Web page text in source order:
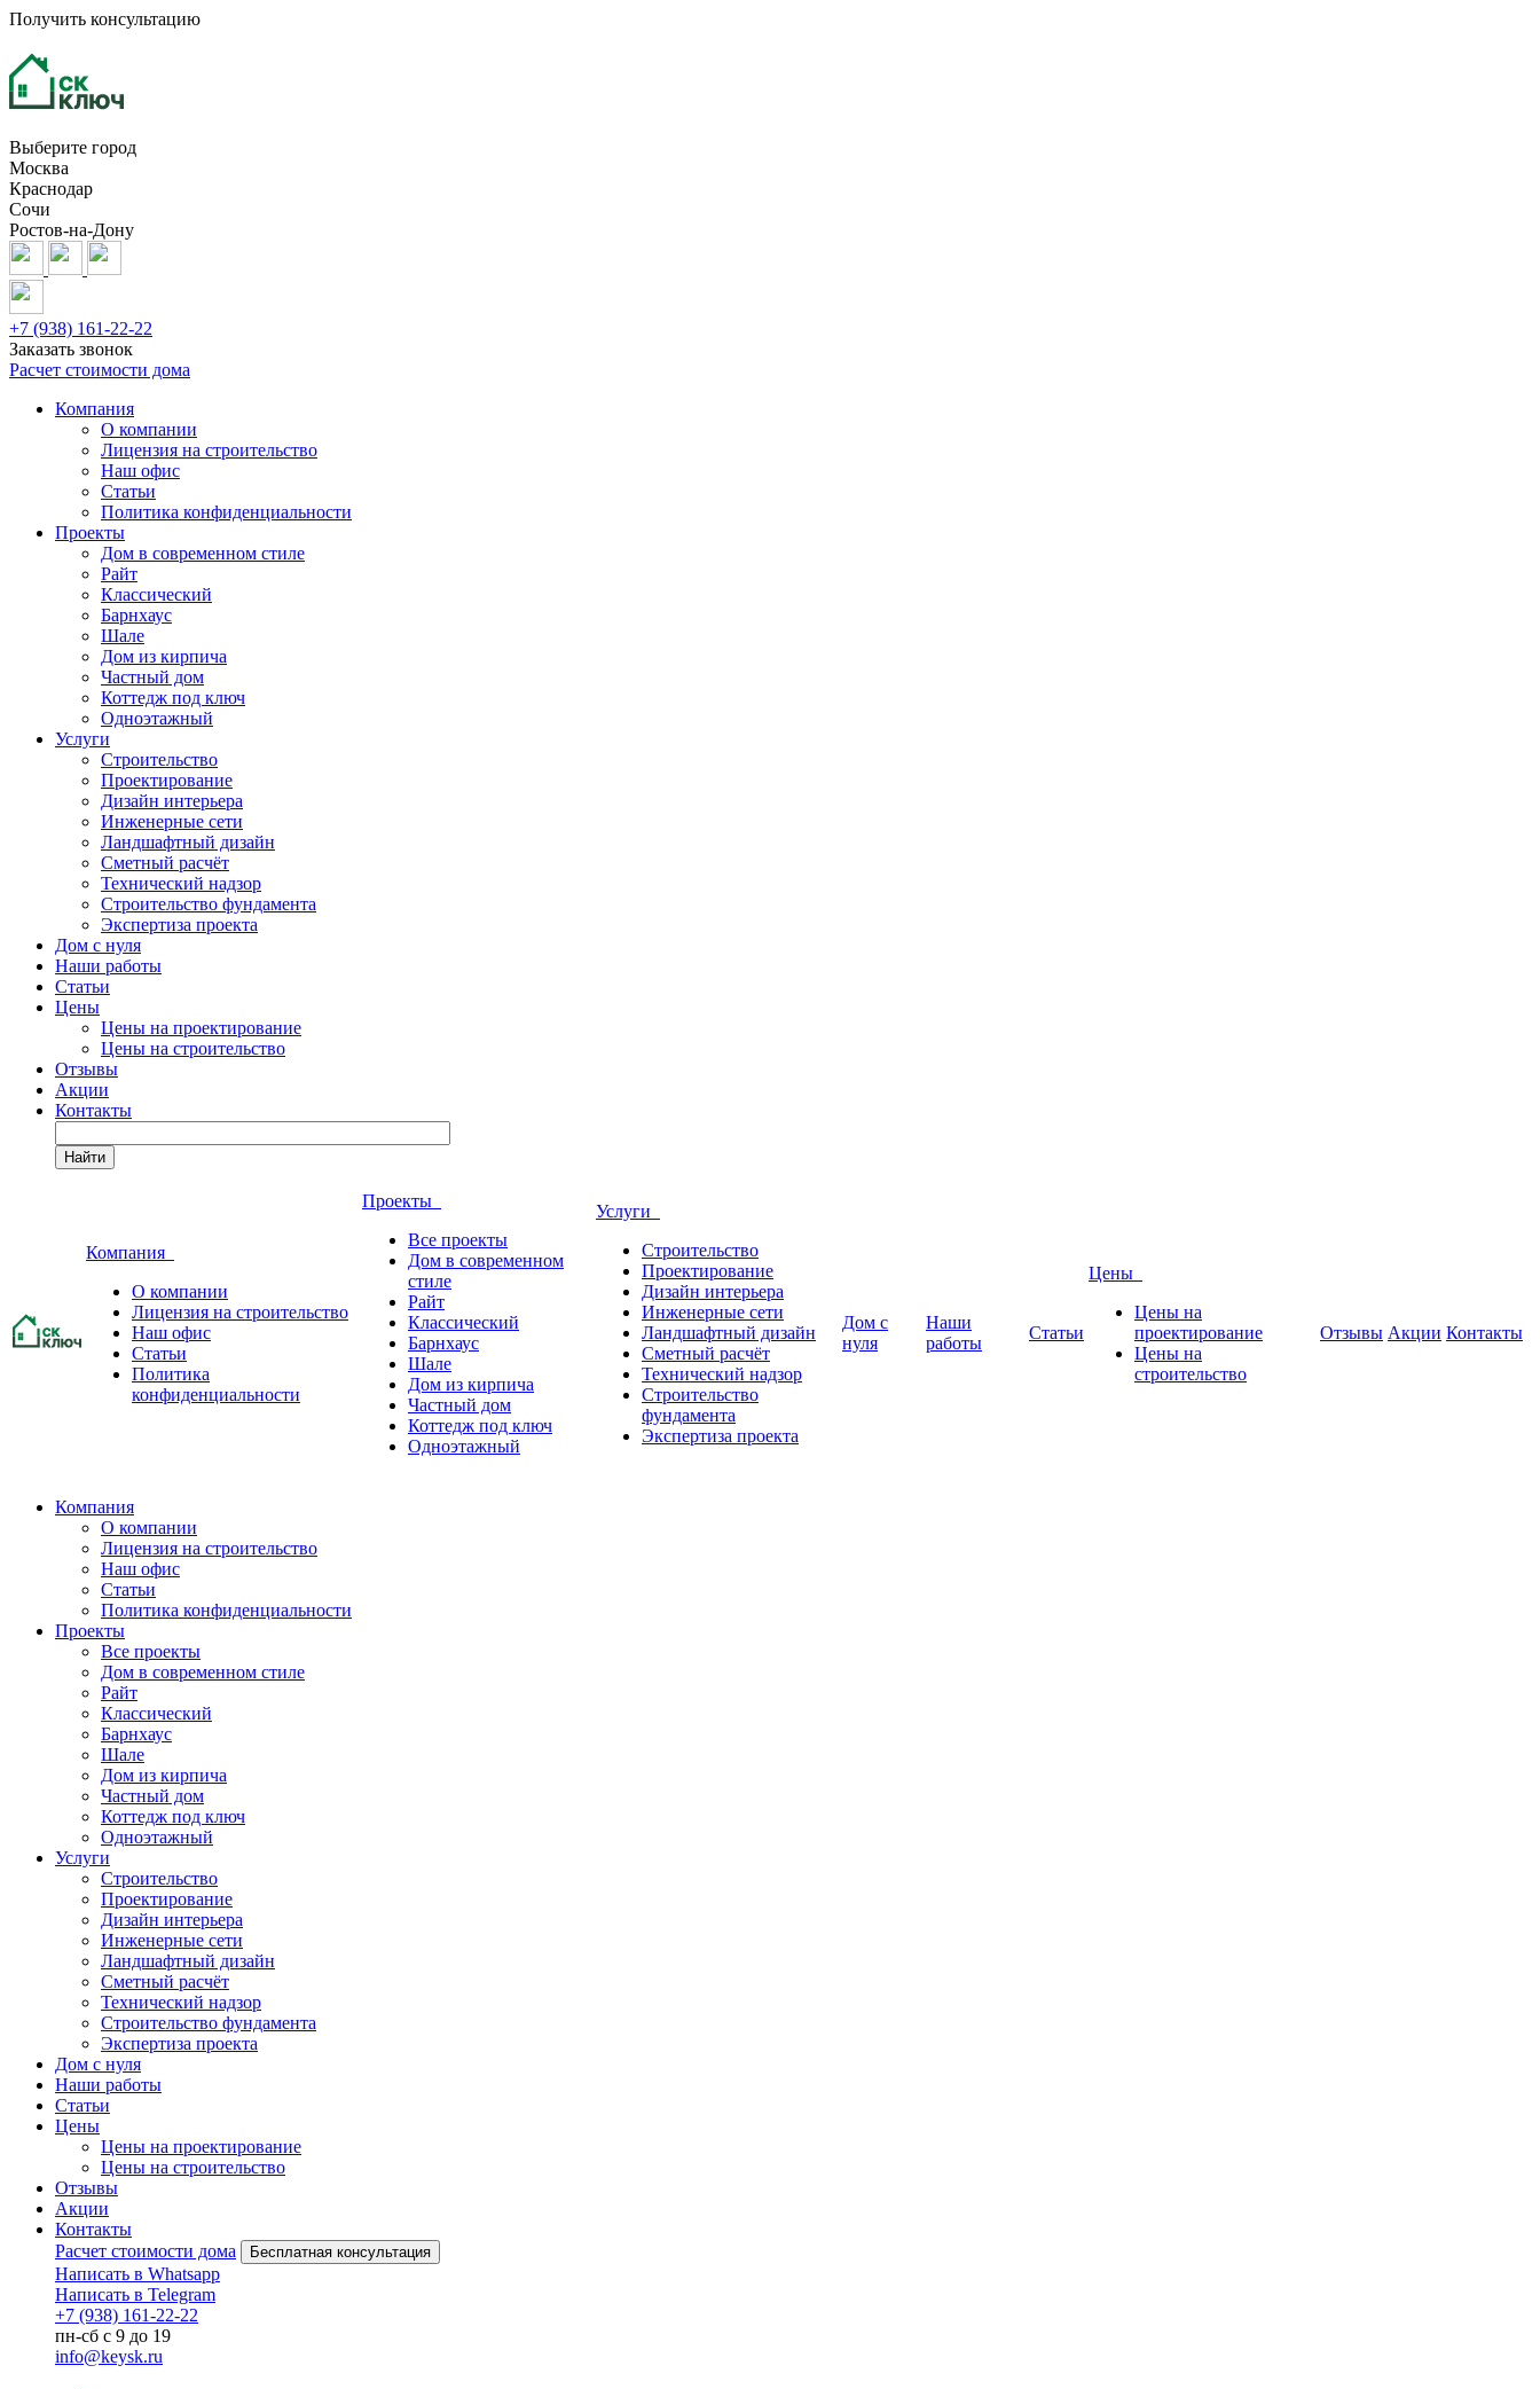
Получить консультацию
Выберите город
Москва
Краснодар
Сочи
Ростов-на-Дону
+7 (938) 161-22-22
Заказать звонок
Расчет стоимости дома
Компания
О компании
Лицензия на строительство
Наш офис
Статьи
Политика конфиденциальности
Проекты
Дом в современном стиле
Райт
Классический
Барнхаус
Шале
Дом из кирпича
Частный дом
Коттедж под ключ
Одноэтажный
Услуги
Строительство
Проектирование
Дизайн интерьера
Инженерные сети
Ландшафтный дизайн
Сметный расчёт
Технический надзор
Строительство фундамента
Экспертиза проекта
Дом с нуля
Наши работы
Статьи
Цены
Цены на проектирование
Цены на строительство
Отзывы
Акции
Контакты
Найти
Компания
О компании
Лицензия на строительство
Наш офис
Статьи
Политика
конфиденциальности
Проекты
Все проекты
Дом в современном
стиле
Райт
Классический
Барнхаус
Шале
Дом из кирпича
Частный дом
Коттедж под ключ
Одноэтажный
Услуги
Строительство
Проектирование
Дизайн интерьера
Инженерные сети
Ландшафтный дизайн
Сметный расчёт
Технический надзор
Строительство
фундамента
Экспертиза проекта
Дом с
нуля
Наши
работы
Статьи
Цены
Цены на
проектирование
Цены на
строительство
Отзывы Акции Контакты
Компания
О компании
Лицензия на строительство
Наш офис
Статьи
Политика конфиденциальности
Проекты
Все проекты
Дом в современном стиле
Райт
Классический
Барнхаус
Шале
Дом из кирпича
Частный дом
Коттедж под ключ
Одноэтажный
Услуги
Строительство
Проектирование
Дизайн интерьера
Инженерные сети
Ландшафтный дизайн
Сметный расчёт
Технический надзор
Строительство фундамента
Экспертиза проекта
Дом с нуля
Наши работы
Статьи
Цены
Цены на проектирование
Цены на строительство
Отзывы
Акции
Контакты
Расчет стоимости дома
Бесплатная консультация
Написать в Whatsapp
Написать в Telegram
+7 (938) 161-22-22
пн-сб с 9 до 19
info@keysk.ru